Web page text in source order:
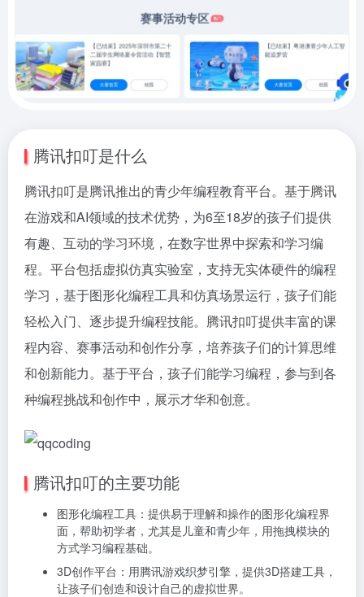
腾讯扣叮是什么
腾讯扣叮是腾讯推出的青少年编程教育平台。基于腾讯
在游戏和AI领域的技术优势，为6至18岁的孩子们提供
有趣、互动的学习环境，在数字世界中探索和学习编
程。平台包括虚拟仿真实验室，支持无实体硬件的编程
学习，基于图形化编程工具和仿真场景运行，孩子们能
轻松入门、逐步提升编程技能。腾讯扣叮提供丰富的课
程内容、赛事活动和创作分享，培养孩子们的计算思维
和创新能力。基于平台，孩子们能学习编程，参与到各
种编程挑战和创作中，展示才华和创意。
腾讯扣叮的主要功能
图形化编程工具：提供易于理解和操作的图形化编程界
面，帮助初学者，尤其是儿童和青少年，用拖拽模块的
方式学习编程基础。
3D创作平台：用腾讯游戏织梦引擎，提供3D搭建工具，
让孩子们创造和设计自己的虚拟世界。